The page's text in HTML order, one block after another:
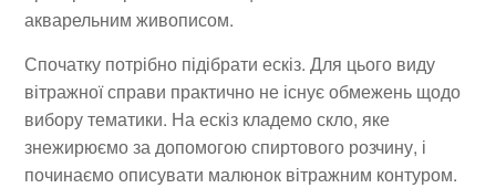
акварельним живописом.
Спочатку потрібно підібрати ескіз. Для цього виду
вітражної справи практично не існує обмежень щодо
вибору тематики. На ескіз кладемо скло, яке
знежирюємо за допомогою спиртового розчину, і
починаємо описувати малюнок вітражним контуром.